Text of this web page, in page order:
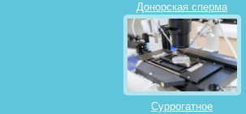
Донорская сперма
Суррогатное